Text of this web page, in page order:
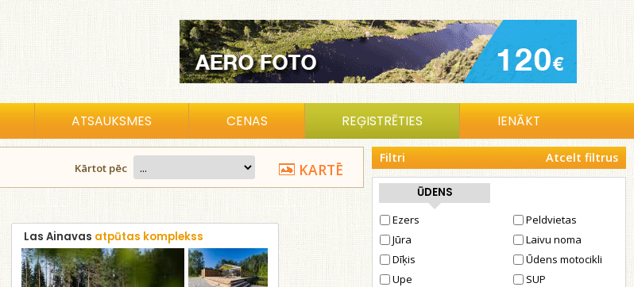
ATSAUKSMES CENAS REĢISTRĒTIES IENĀKT
Filtri Atcelt filtrus
ŪDENS
Ezers
Jūra
Dīķis
Upe
Peldvietas
Laivu noma
Ūdens motocikli
SUP
KARTĒ
Kārtot pēc
Las Ainavas atpūtas komplekss